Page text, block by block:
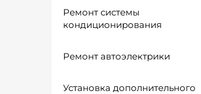
Ремонт системы
кондиционирования
Ремонт автоэлектрики
Установка дополнительного